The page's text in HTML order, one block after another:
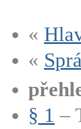
«
«
§ 1 –